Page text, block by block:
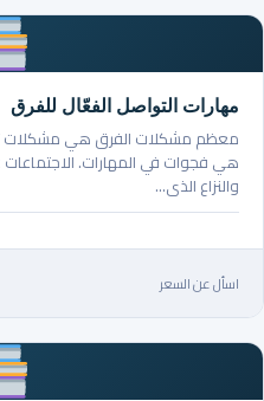
مهارات التواصل الفعّال للفرق
معظم مشكلات الفرق هي مشكلات
هي فجوات في المهارات. الاجتماعات
والنزاع الذي…
اسأل عن السعر